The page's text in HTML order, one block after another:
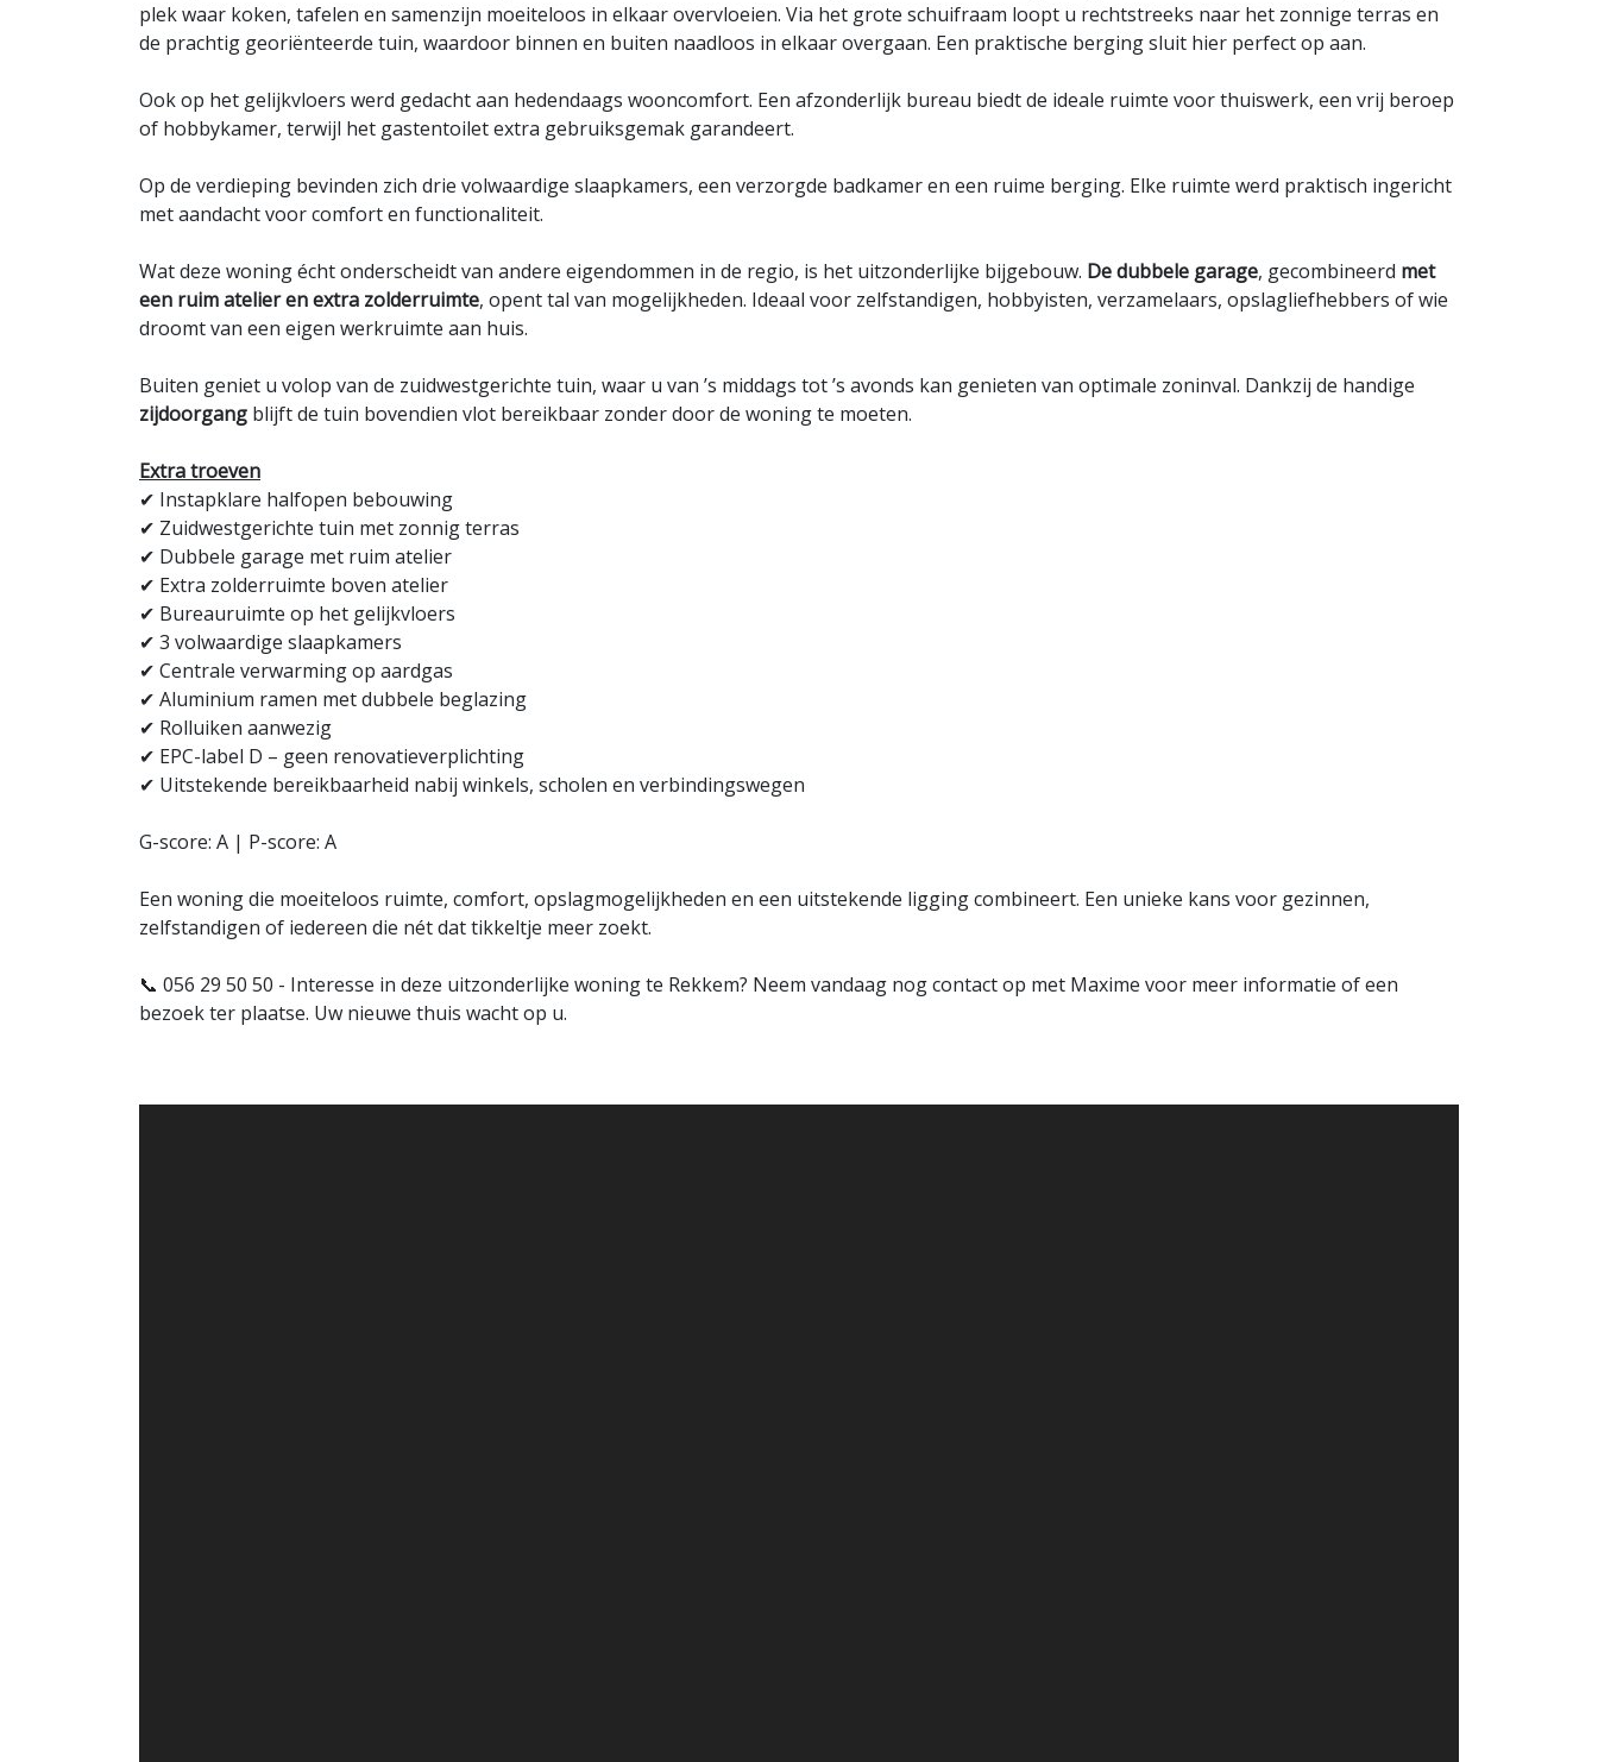
plek waar koken, tafelen en samenzijn moeiteloos in elkaar overvloeien. Via het grote schuifraam loopt u rechtstreeks naar het zonnige terras en
de prachtig georiënteerde tuin, waardoor binnen en buiten naadloos in elkaar overgaan. Een praktische berging sluit hier perfect op aan.
Ook op het gelijkvloers werd gedacht aan hedendaags wooncomfort. Een afzonderlijk bureau biedt de ideale ruimte voor thuiswerk, een vrij beroep
of hobbykamer, terwijl het gastentoilet extra gebruiksgemak garandeert.
Op de verdieping bevinden zich drie volwaardige slaapkamers, een verzorgde badkamer en een ruime berging. Elke ruimte werd praktisch ingericht
met aandacht voor comfort en functionaliteit.
Wat deze woning écht onderscheidt van andere eigendommen in de regio, is het uitzonderlijke bijgebouw. De dubbele garage, gecombineerd met
een ruim atelier en extra zolderruimte, opent tal van mogelijkheden. Ideaal voor zelfstandigen, hobbyisten, verzamelaars, opslagliefhebbers of wie
droomt van een eigen werkruimte aan huis.
Buiten geniet u volop van de zuidwestgerichte tuin, waar u van ’s middags tot ’s avonds kan genieten van optimale zoninval. Dankzij de handige
zijdoorgang blijft de tuin bovendien vlot bereikbaar zonder door de woning te moeten.
Extra troeven
✔ Instapklare halfopen bebouwing
✔ Zuidwestgerichte tuin met zonnig terras
✔ Dubbele garage met ruim atelier
✔ Extra zolderruimte boven atelier
✔ Bureauruimte op het gelijkvloers
✔ 3 volwaardige slaapkamers
✔ Centrale verwarming op aardgas
✔ Aluminium ramen met dubbele beglazing
✔ Rolluiken aanwezig
✔ EPC-label D – geen renovatieverplichting
✔ Uitstekende bereikbaarheid nabij winkels, scholen en verbindingswegen
G-score: A | P-score: A
Een woning die moeiteloos ruimte, comfort, opslagmogelijkheden en een uitstekende ligging combineert. Een unieke kans voor gezinnen,
zelfstandigen of iedereen die nét dat tikkeltje meer zoekt.
📞 056 29 50 50 - Interesse in deze uitzonderlijke woning te Rekkem? Neem vandaag nog contact op met Maxime voor meer informatie of een
bezoek ter plaatse. Uw nieuwe thuis wacht op u.